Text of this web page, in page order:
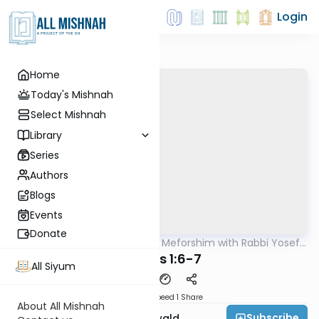
Home
Today's Mishnah
Select Mishnah
Library
Series
Authors
Blogs
Events
Donate
All Siyum
About All Mishnah
Login
Mishna Mishnah & Meforshim with Rabbi Yosef
Eduyos 1:6-7
Speed 1 Share